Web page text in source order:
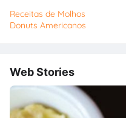
Receitas de Molhos
Donuts Americanos
Web Stories